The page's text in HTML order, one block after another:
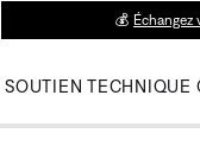
💰 Échangez
SOUTIEN TECHNIQUE